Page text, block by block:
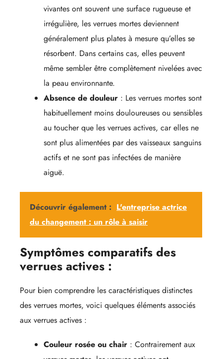
vivantes ont souvent une surface rugueuse et
irrégulière, les verrues mortes deviennent
généralement plus plates à mesure qu’elles se
résorbent. Dans certains cas, elles peuvent
même sembler être complètement nivelées avec
la peau environnante.
Absence de douleur : Les verrues mortes sont
habituellement moins douloureuses ou sensibles
au toucher que les verrues actives, car elles ne
sont plus alimentées par des vaisseaux sanguins
actifs et ne sont pas infectées de manière
aiguë.
Découvrir également : L'entreprise actrice
du changement : un rôle à saisir
Symptômes comparatifs des
verrues actives :
Pour bien comprendre les caractéristiques distinctes
des verrues mortes, voici quelques éléments associés
aux verrues actives :
Couleur rosée ou chair : Contrairement aux